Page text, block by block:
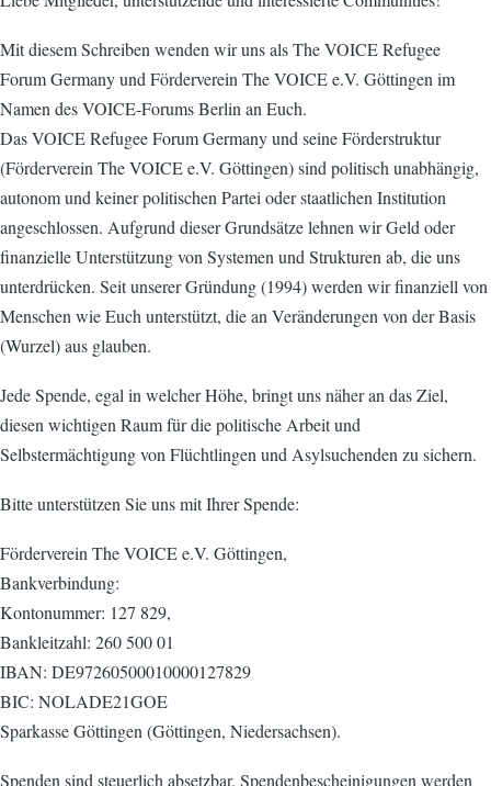
Mit diesem Schreiben wenden wir uns als The VOICE Refugee
Forum Germany und Förderverein The VOICE e.V. Göttingen im
Namen des VOICE-Forums Berlin an Euch.
Das VOICE Refugee Forum Germany und seine Förderstruktur
(Förderverein The VOICE e.V. Göttingen) sind politisch unabhängig,
autonom und keiner politischen Partei oder staatlichen Institution
angeschlossen. Aufgrund dieser Grundsätze lehnen wir Geld oder
finanzielle Unterstützung von Systemen und Strukturen ab, die uns
unterdrücken. Seit unserer Gründung (1994) werden wir finanziell von
Menschen wie Euch unterstützt, die an Veränderungen von der Basis
(Wurzel) aus glauben.
Jede Spende, egal in welcher Höhe, bringt uns näher an das Ziel,
diesen wichtigen Raum für die politische Arbeit und
Selbstermächtigung von Flüchtlingen und Asylsuchenden zu sichern.
Bitte unterstützen Sie uns mit Ihrer Spende:
Förderverein The VOICE e.V. Göttingen,
Bankverbindung:
Kontonummer: 127 829,
Bankleitzahl: 260 500 01
IBAN: DE97260500010000127829
BIC: NOLADE21GOE
Sparkasse Göttingen (Göttingen, Niedersachsen).
Spenden sind steuerlich absetzbar. Spendenbescheinigungen werden